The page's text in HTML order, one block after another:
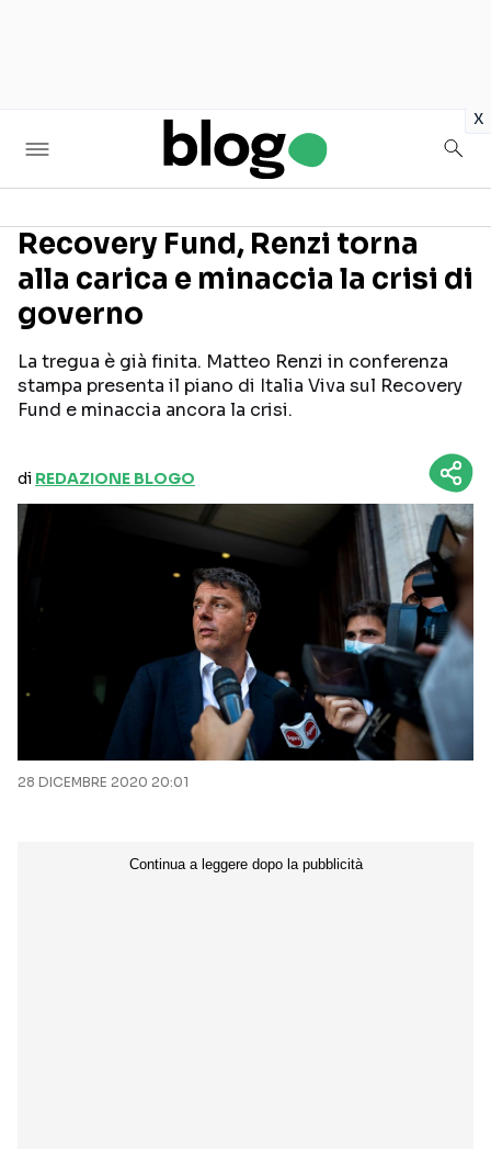
x
Seguici sui social
Recovery Fund, Renzi torna
alla carica e minaccia la crisi di
governo
La tregua è già finita. Matteo Renzi in conferenza
stampa presenta il piano di Italia Viva sul Recovery
Fund e minaccia ancora la crisi.
di REDAZIONE BLOGO
28 DICEMBRE 2020 20:01